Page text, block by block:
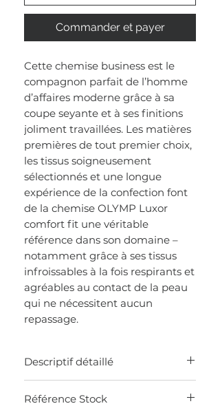
Commander et payer
Cette chemise business est le
compagnon parfait de l’homme
d’affaires moderne grâce à sa
coupe seyante et à ses finitions
joliment travaillées. Les matières
premières de tout premier choix,
les tissus soigneusement
sélectionnés et une longue
expérience de la confection font
de la chemise OLYMP Luxor
comfort fit une véritable
référence dans son domaine –
notamment grâce à ses tissus
infroissables à la fois respirants et
agréables au contact de la peau
qui ne nécessitent aucun
repassage.
Descriptif détaillé
Col New Kent
Référence Stock